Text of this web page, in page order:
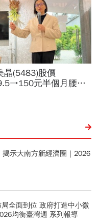
示大南方新經濟圈｜2026
全面到位 政府打造中小微
均衡臺灣週 系列報導